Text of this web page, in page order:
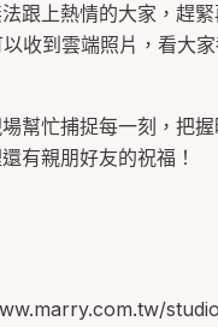
跟上熱情的大家，趕
收到雲端照片，看大
幫忙捕捉每一刻，把
有親朋好友的祝福！